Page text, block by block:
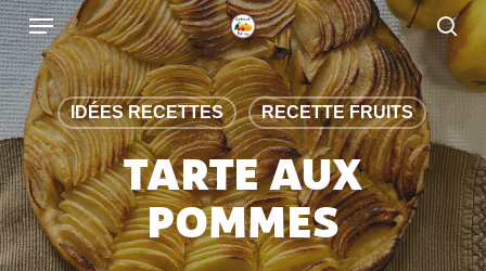
Skip
to
main
content
IDÉES RECETTES RECETTE FRUITS
TARTE AUX
POMMES